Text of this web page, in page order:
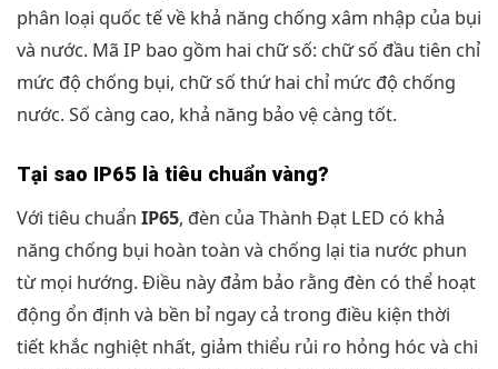
phân loại quốc tế về khả năng chống xâm nhập của bụi
và nước. Mã IP bao gồm hai chữ số: chữ số đầu tiên chỉ
mức độ chống bụi, chữ số thứ hai chỉ mức độ chống
nước. Số càng cao, khả năng bảo vệ càng tốt.
Tại sao IP65 là tiêu chuẩn vàng?
Với tiêu chuẩn IP65, đèn của Thành Đạt LED có khả
năng chống bụi hoàn toàn và chống lại tia nước phun
từ mọi hướng. Điều này đảm bảo rằng đèn có thể hoạt
động ổn định và bền bỉ ngay cả trong điều kiện thời
tiết khắc nghiệt nhất, giảm thiểu rủi ro hỏng hóc và chi